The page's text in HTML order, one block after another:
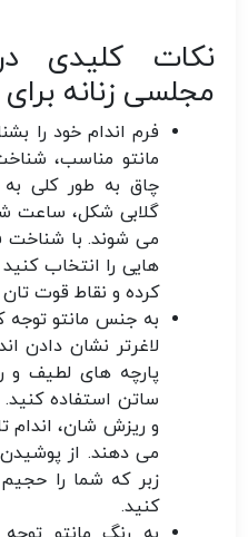
نکات کلیدی
مجلسی زنانه برای
فرم اندام خود را
مانتو مناسب،
چاق به طور کلی
گلابی شکل، ساعت
می شوند. با شناخت
هایی را انتخاب
کرده و نقاط قوت
به جنس مانتو توجه
لاغرتر نشان دادن
پارچه های لطیف و
ساتن استفاده
و ریزش شان، اندام
می دهند. از
زبر که شما را
کنید.